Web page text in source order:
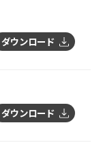
ダウンロード
ダウンロード